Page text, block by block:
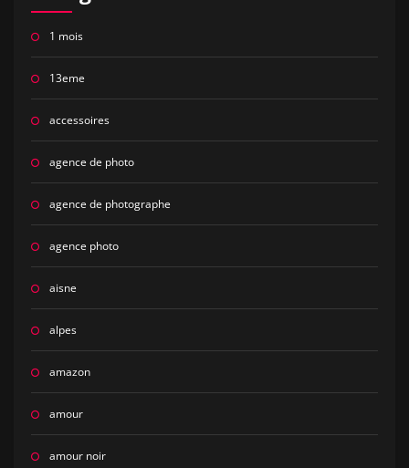
1 mois
13eme
accessoires
agence de photo
agence de photographe
agence photo
aisne
alpes
amazon
amour
amour noir